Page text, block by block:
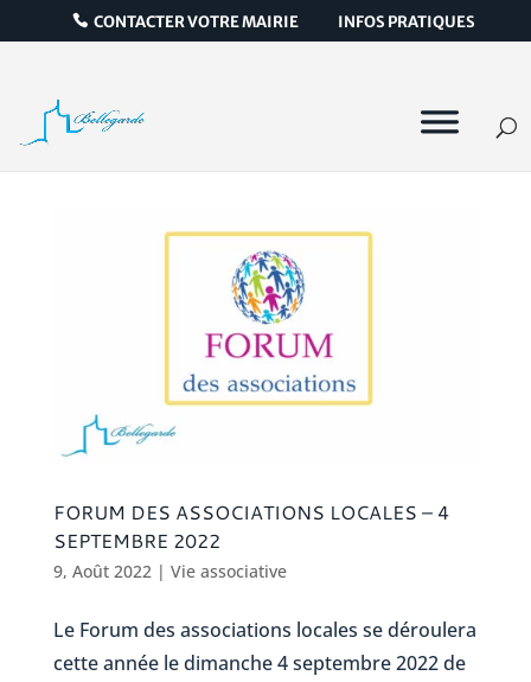
CONTACTER VOTRE MAIRIE INFOS PRATIQUES
FORUM DES ASSOCIATIONS LOCALES – 4
SEPTEMBRE 2022
9, Août 2022| Vie associative
Le Forum des associations locales se déroulera
cette année le dimanche 4 septembre 2022 de